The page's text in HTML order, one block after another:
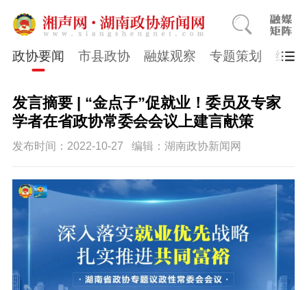
政协要闻 市县政协 融媒观察 专题策划 综合
发言摘要 | “金点子”促就业！委员及专家
学者在省政协常委会会议上建言献策
发布时间：2022-10-27 编辑：湖南政协新闻网